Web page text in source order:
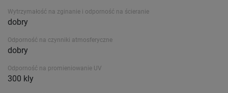
Wytrzymałość na zginanie i odporność na ścieranie
dobry
Odporność na czynniki atmosferyczne
dobry
Odporność na promieniowanie UV
300 kly